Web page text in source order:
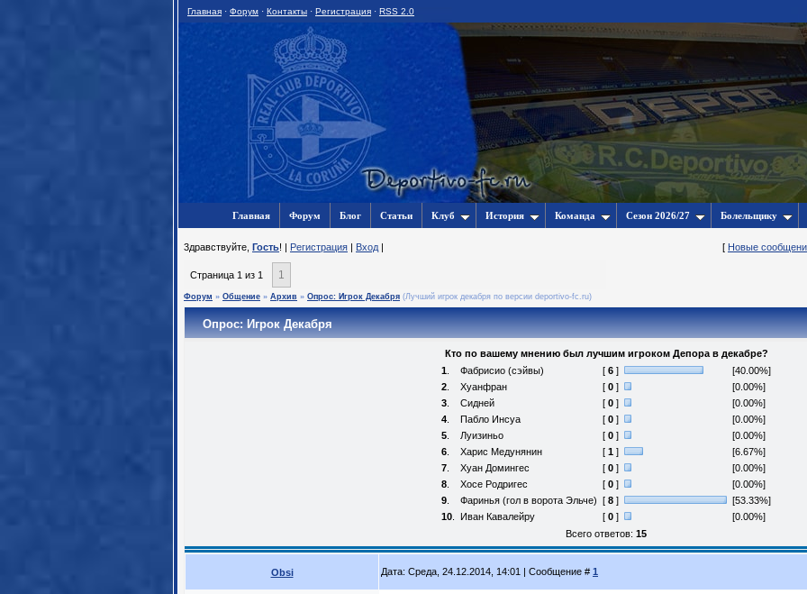
Главная · Форум · Контакты · Регистрация · RSS 2.0
Главная Форум Блог Статьи Клуб История Команда Сезон 2026/27 Болельщику
3дравствуйте, Гость! | Регистрация | Вход | [ Новые
Страница 1 из 1 1
Форум » Общение » Архив » Опрос: Игрок Декабря (Лучший игрок декабря по версии deportivo-fc.ru)
Опрос: Игрок Декабря
Кто по вашему мнению был лучшим игроком Депора в декабре?
1
Фабрисио (сэйвы) [ 6 ]
[40.00%]
2
Хуанфран [ 0 ]
[0.00%]
3
Сидней [ 0 ]
[0.00%]
4
Пабло Инсуа [ 0 ]
[0.00%]
5
Луизиньо [ 0 ]
[0.00%]
6
Харис Медунянин [ 1 ]
[6.67%]
7
Хуан Домингес [ 0 ]
[0.00%]
8
Хосе Родригес [ 0 ]
[0.00%]
9
Фаринья (гол в ворота Эльче) [ 8 ]
[53.33%]
10
Иван Кавалейру [ 0 ]
[0.00%]
Всего ответов: 15
Obsi Дата: Среда, 24.12.2014, 14:01 | Сообщение # 1